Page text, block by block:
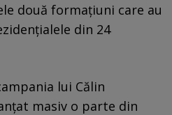
două formațiuni care au
din 24
lui Călin
masiv o parte din